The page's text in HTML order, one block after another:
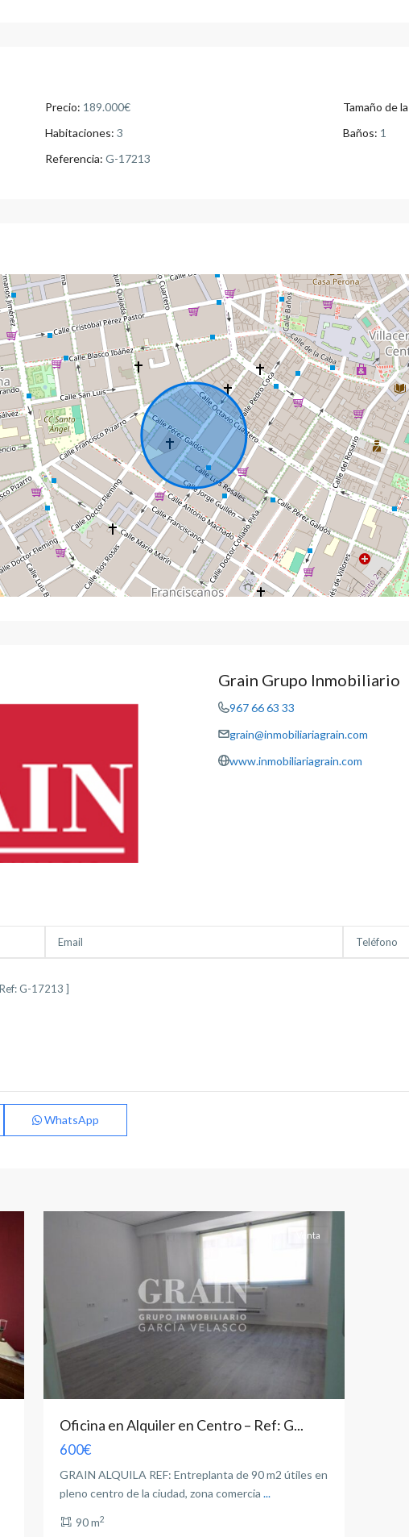
Precio: 189.000€ Tamaño de
Habitaciones: 3 Baños: 1
Referencia: G-17213
Grain Grupo Inmobiliario
967 66 63 33
grain@inmobiliariagrain.com
www.inmobiliariagrain.com
WhatsApp
Feria
San
Pablo,
Albacete
Venta
Oficina en Alquiler en Centro – Ref: G...
600€
GRAIN ALQUILA REF: Entreplanta de 90 m2 útiles en
pleno centro de la ciudad, zona comercia ...
90 m2